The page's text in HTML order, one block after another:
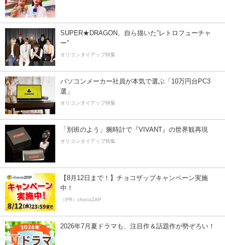
SUPER★DRAGON、自ら描いた”レトロフューチャ
ー”
オリコンタイアップ特集
パソコンメーカー社員が本気で選ぶ「10万円台PC3
選」
オリコンタイアップ特集
「別班のよう」腕時計で『VIVANT』の世界観再現
オリコンタイアップ特集
【8月12日まで！】チョコザップキャンペーン実施
中！
（PR）chocoZAP
2026年7月夏ドラマも、注目作＆話題作が勢ぞろい！